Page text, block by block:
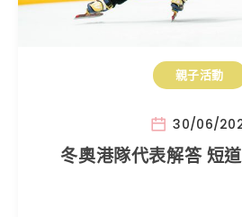
親子活動
30/06/
冬奧港隊代表解答 短